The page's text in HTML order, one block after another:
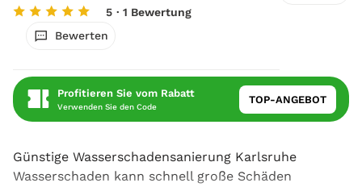
5 · 1 Bewertung
Bewerten
Profitieren Sie vom Rabatt
Verwenden Sie den Code
TOP-ANGEBOT
Günstige Wasserschadensanierung Karlsruhe
Wasserschaden kann schnell große Schäden